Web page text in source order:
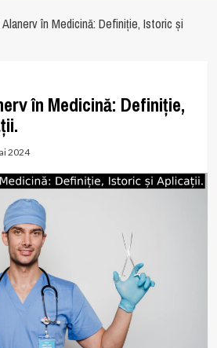
în Medicină: Definiție, Istoric și
în Medicină: Definiție,
2024